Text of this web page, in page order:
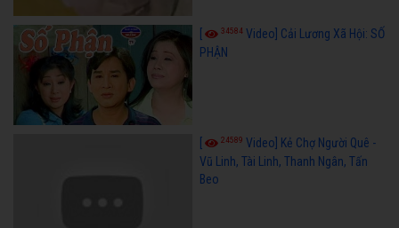
34584 Video] Cải Lương Xã Hội: SỐ
PHẬN
24589 Video] Kẻ Chợ Người Quê -
Vũ Linh, Tài Linh, Thanh Ngân, Tấn
Beo